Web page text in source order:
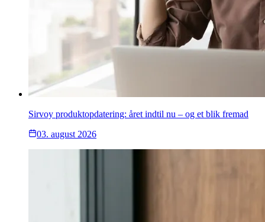
Sirvoy produktopdatering: året indtil nu – og et blik fremad
03. august 2026